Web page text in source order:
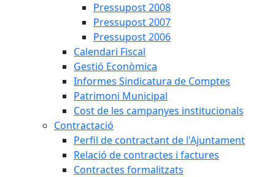
Pressupost 2008
Pressupost 2007
Pressupost 2006
Calendari Fiscal
Gestió Econòmica
Informes Sindicatura de Comptes
Patrimoni Municipal
Cost de les campanyes institucionals
Contractació
Perfil de contractant de l'Ajuntament
Relació de contractes i factures
Contractes formalitzats